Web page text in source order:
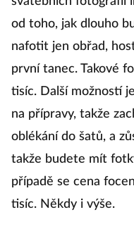
od toho, jak dlouho
nafotit jen obřad,
první tanec. Takové
tisíc. Další možností
na přípravy, takže
oblékání do šatů, a
takže budete mít
případě se cena
tisíc. Někdy i výše.